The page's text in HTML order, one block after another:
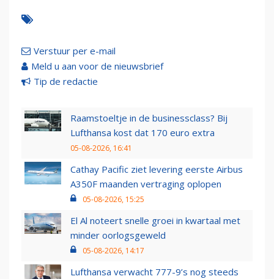
Verstuur per e-mail
Meld u aan voor de nieuwsbrief
Tip de redactie
Raamstoeltje in de businessclass? Bij
Lufthansa kost dat 170 euro extra
05-08-2026, 16:41
Cathay Pacific ziet levering eerste Airbus
A350F maanden vertraging oplopen
05-08-2026, 15:25
El Al noteert snelle groei in kwartaal met
minder oorlogsgeweld
05-08-2026, 14:17
Lufthansa verwacht 777-9’s nog steeds